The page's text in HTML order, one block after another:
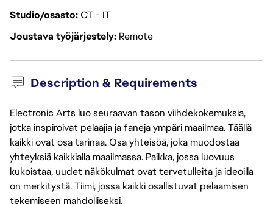
Studio/osastoCT - IT
Joustava työjärjestely Remote
Description & Requirements
Electronic Arts luo seuraavan tason viihdekokemuksia,
jotka inspiroivat pelaajia ja faneja ympäri maailmaa. Täällä
kaikki ovat osa tarinaa. Osa yhteisöä, joka muodostaa
yhteyksiä kaikkialla maailmassa. Paikka, jossa luovuus
kukoistaa, uudet näkökulmat ovat tervetulleita ja ideoilla
on merkitystä. Tiimi, jossa kaikki osallistuvat pelaamisen
tekemiseen mahdolliseksi.